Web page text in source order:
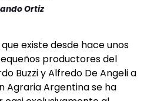
Ortiz
existe desde hace unos
productores del
Buzzi y Alfredo De Angeli a
Agraria Argentina se ha